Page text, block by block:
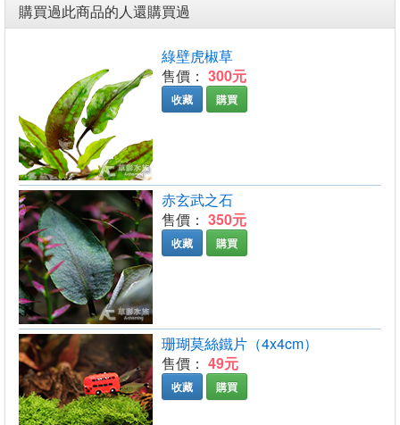
購買過此商品的人還購買過
綠壁虎椒草
售價： 300元
收藏 購買
赤玄武之石
售價： 350元
收藏 購買
珊瑚莫絲鐵片（4x4cm）
售價： 49元
收藏 購買